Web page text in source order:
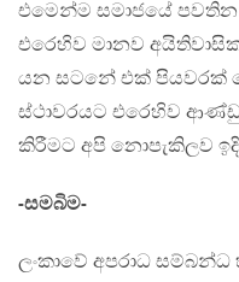
එමෙන්ම සමාජයේ
එරෙහිව මානව
යන සටනේ එක් පියවරක්
ස්ථාවරයට එරෙහිව
කිරීමට අපි නොපැකිලව
-සමබිම-
ලංකාවේ අපරාධ